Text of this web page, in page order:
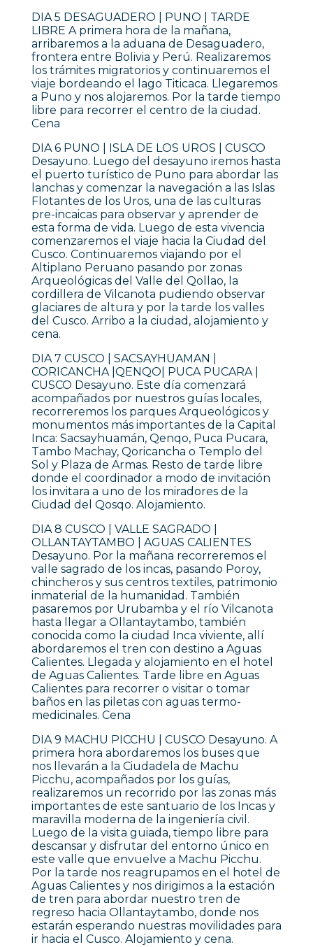
DIA 5 DESAGUADERO | PUNO | TARDE
LIBRE A primera hora de la mañana,
arribaremos a la aduana de Desaguadero,
frontera entre Bolivia y Perú. Realizaremos
los trámites migratorios y continuaremos el
viaje bordeando el lago Titicaca. Llegaremos
a Puno y nos alojaremos. Por la tarde tiempo
libre para recorrer el centro de la ciudad.
Cena
DIA 6 PUNO | ISLA DE LOS UROS | CUSCO
Desayuno. Luego del desayuno iremos hasta
el puerto turístico de Puno para abordar las
lanchas y comenzar la navegación a las Islas
Flotantes de los Uros, una de las culturas
pre-incaicas para observar y aprender de
esta forma de vida. Luego de esta vivencia
comenzaremos el viaje hacia la Ciudad del
Cusco. Continuaremos viajando por el
Altiplano Peruano pasando por zonas
Arqueológicas del Valle del Qollao, la
cordillera de Vilcanota pudiendo observar
glaciares de altura y por la tarde los valles
del Cusco. Arribo a la ciudad, alojamiento y
cena.
DIA 7 CUSCO | SACSAYHUAMAN |
CORICANCHA |QENQO| PUCA PUCARA |
CUSCO Desayuno. Este día comenzará
acompañados por nuestros guías locales,
recorreremos los parques Arqueológicos y
monumentos más importantes de la Capital
Inca: Sacsayhuamán, Qenqo, Puca Pucara,
Tambo Machay, Qoricancha o Templo del
Sol y Plaza de Armas. Resto de tarde libre
donde el coordinador a modo de invitación
los invitara a uno de los miradores de la
Ciudad del Qosqo. Alojamiento.
DIA 8 CUSCO | VALLE SAGRADO |
OLLANTAYTAMBO | AGUAS CALIENTES
Desayuno. Por la mañana recorreremos el
valle sagrado de los incas, pasando Poroy,
chincheros y sus centros textiles, patrimonio
inmaterial de la humanidad. También
pasaremos por Urubamba y el río Vilcanota
hasta llegar a Ollantaytambo, también
conocida como la ciudad Inca viviente, allí
abordaremos el tren con destino a Aguas
Calientes. Llegada y alojamiento en el hotel
de Aguas Calientes. Tarde libre en Aguas
Calientes para recorrer o visitar o tomar
baños en las piletas con aguas termo-
medicinales. Cena
DIA 9 MACHU PICCHU | CUSCO Desayuno. A
primera hora abordaremos los buses que
nos llevarán a la Ciudadela de Machu
Picchu, acompañados por los guías,
realizaremos un recorrido por las zonas más
importantes de este santuario de los Incas y
maravilla moderna de la ingeniería civil.
Luego de la visita guiada, tiempo libre para
descansar y disfrutar del entorno único en
este valle que envuelve a Machu Picchu.
Por la tarde nos reagrupamos en el hotel de
Aguas Calientes y nos dirigimos a la estación
de tren para abordar nuestro tren de
regreso hacia Ollantaytambo, donde nos
estarán esperando nuestras movilidades para
ir hacia el Cusco. Alojamiento y cena.